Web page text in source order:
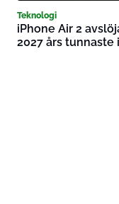
Teknologi
iPhone Air 2
2027 års tunnaste